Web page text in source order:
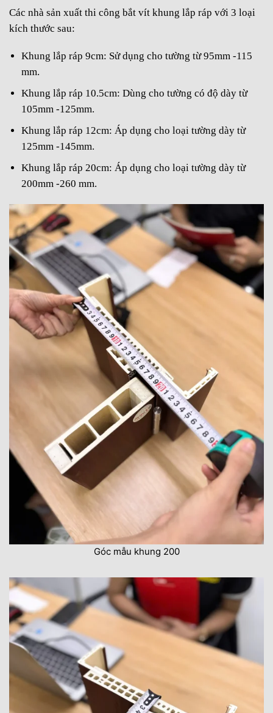
Các nhà sản xuất thi công bắt vít khung lắp ráp với 3 loại
kích thước sau:
Khung lắp ráp 9cm: Sử dụng cho tường từ 95mm -115
mm.
Khung lắp ráp 10.5cm: Dùng cho tường có độ dày từ
105mm -125mm.
Khung lắp ráp 12cm: Áp dụng cho loại tường dày từ
125mm -145mm.
Khung lắp ráp 20cm: Áp dụng cho loại tường dày từ
200mm -260 mm.
Góc mẫu khung 200